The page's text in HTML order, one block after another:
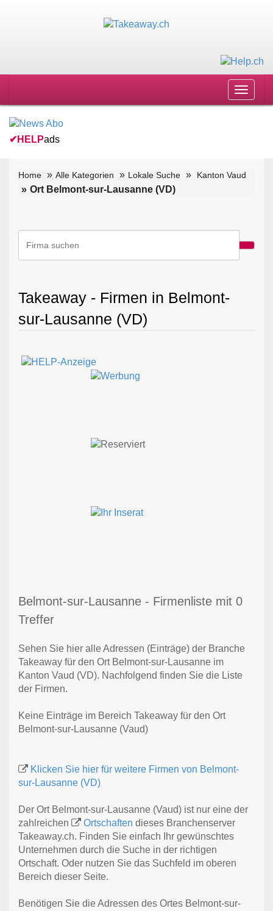
Toggle
✔ HELPads
Home Alle Kategorien Lokale Suche Kanton Vaud
Ort Belmont-sur-Lausanne (VD)
Takeaway - Firmen in Belmont-
sur-Lausanne (VD)
Belmont-sur-Lausanne - Firmenliste mit 0
Treffer
Sehen Sie hier alle Adressen (Einträge) der Branche
Takeaway für den Ort Belmont-sur-Lausanne im
Kanton Vaud (VD). Nachfolgend finden Sie die Liste
der Firmen.
Keine Einträge im Bereich Takeaway für den Ort
Belmont-sur-Lausanne (Vaud)
Klicken Sie hier für weitere Firmen von Belmont-
sur-Lausanne (VD)
Der Ort Belmont-sur-Lausanne (Vaud) ist nur eine der
zahlreichen
Ortschaften dieses Branchenserver
Takeaway.ch. Finden Sie einfach Ihr gewünschtes
Unternehmen durch die Suche in der richtigen
Ortschaft. Oder nutzen Sie das Suchfeld im oberen
Bereich dieser Seite.
Benötigen Sie die Adressen des Ortes Belmont-sur-